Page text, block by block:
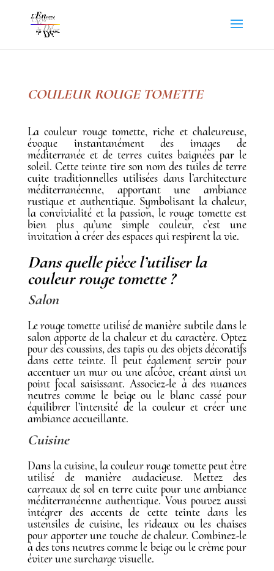
COULEUR ROUGE TOMETTE
La couleur rouge tomette, riche et chaleureuse,
évoque instantanément des images de
méditerranée et de terres cuites baignées par le
soleil. Cette teinte tire son nom des tuiles de terre
cuite traditionnelles utilisées dans l’architecture
méditerranéenne, apportant une ambiance
rustique et authentique. Symbolisant la chaleur,
la convivialité et la passion, le rouge tomette est
bien plus qu’une simple couleur, c’est une
invitation à créer des espaces qui respirent la vie.
Dans quelle pièce l’utiliser la
couleur rouge tomette ?
Salon
Le rouge tomette utilisé de manière subtile dans le
salon apporte de la chaleur et du caractère. Optez
pour des coussins, des tapis ou des objets décoratifs
dans cette teinte. Il peut également servir pour
accentuer un mur ou une alcôve, créant ainsi un
point focal saisissant. Associez-le à des nuances
neutres comme le beige ou le blanc cassé pour
équilibrer l’intensité de la couleur et créer une
ambiance accueillante.
Cuisine
Dans la cuisine, la couleur rouge tomette peut être
utilisé de manière audacieuse. Mettez des
carreaux de sol en terre cuite pour une ambiance
méditerranéenne authentique. Vous pouvez aussi
intégrer des accents de cette teinte dans les
ustensiles de cuisine, les rideaux ou les chaises
pour apporter une touche de chaleur. Combinez-le
à des tons neutres comme le beige ou le crème pour
éviter une surcharge visuelle.